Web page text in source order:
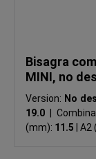
Bisagra
MINI, no
Version: No
19.0
(mm): 11.5 A2